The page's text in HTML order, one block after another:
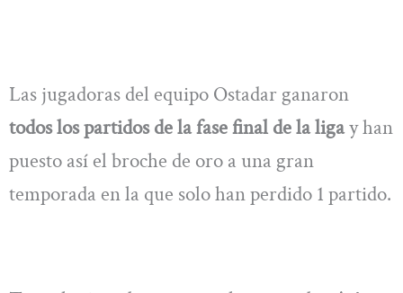
Las jugadoras del equipo Ostadar ganaron
todos los partidos de la fase final de la ligay han
puesto así el broche de oro a una gran
temporada en la que solo han perdido 1 partido.